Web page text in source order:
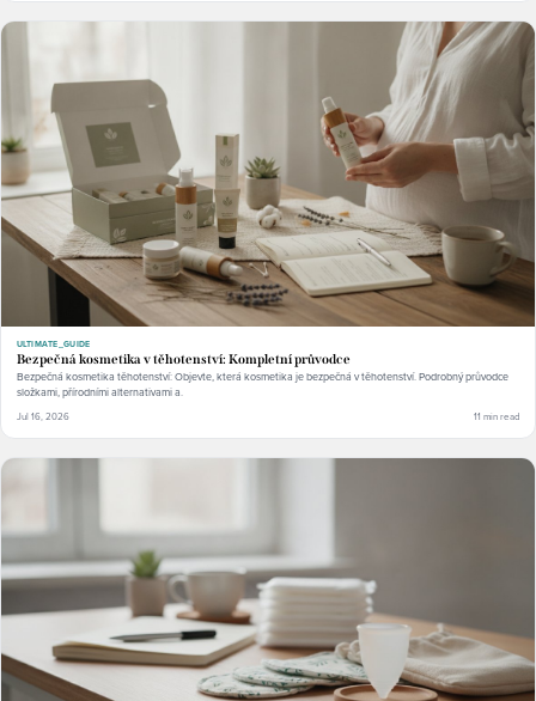
ULTIMATE_GUIDE
Bezpečná kosmetika v těhotenství: Kompletní průvodce
Bezpečná kosmetika těhotenství: Objevte, která kosmetika je bezpečná v těhotenství. Podrobný průvodce
složkami, přírodními alternativami a.
Jul 16, 2026 11 min read